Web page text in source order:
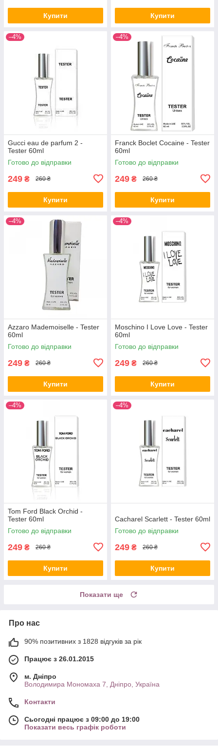
Купити Купити
–4%
Gucci eau de parfum 2 -
Tester 60ml
Готово до відправки
249 ₴ 260 ₴
Купити
–4%
Franck Boclet Cocaine - Tester
60ml
Готово до відправки
249 ₴ 260 ₴
Купити
–4%
Azzaro Mademoiselle - Tester
60ml
Готово до відправки
249 ₴ 260 ₴
Купити
–4%
Moschino I Love Love - Tester
60ml
Готово до відправки
249 ₴ 260 ₴
Купити
–4%
Tom Ford Black Orchid -
Tester 60ml
Готово до відправки
249 ₴ 260 ₴
Купити
–4%
Cacharel Scarlett - Tester 60ml
Готово до відправки
249 ₴ 260 ₴
Купити
Показати ще
Про нас
90% позитивних з 1828 відгуків за рік
Працює з 26.01.2015
м. Дніпро
Володимира Мономаха 7, Дніпро, Україна
Контакти
Сьогодні працює з 09:00 до 19:00
Показати весь графік роботи